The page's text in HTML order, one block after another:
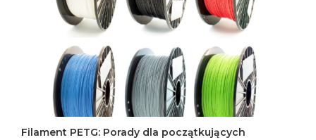
Filament PETG: Porady dla początkujących